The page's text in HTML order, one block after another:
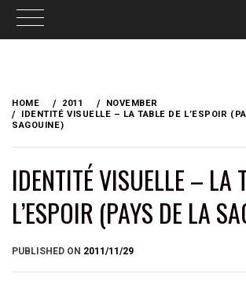
content
HOME 2011
NOVEMBER
IDENTITÉ VISUELLE – LA TABLE DE L’ESPOIR
SAGOUINE)
IDENTITÉ VISUELLE – LA
L’ESPOIR (PAYS DE LA
PUBLISHED ON 2011/11/29